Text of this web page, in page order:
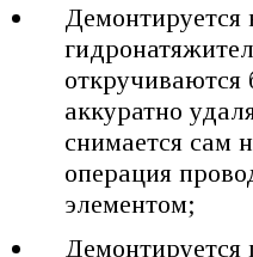
Демонтируется
аккуратно
снимается сам
операция
элементом;